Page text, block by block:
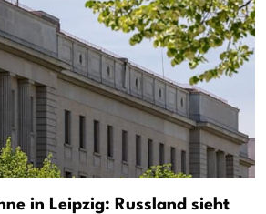
in Leipzig: Russland sieht